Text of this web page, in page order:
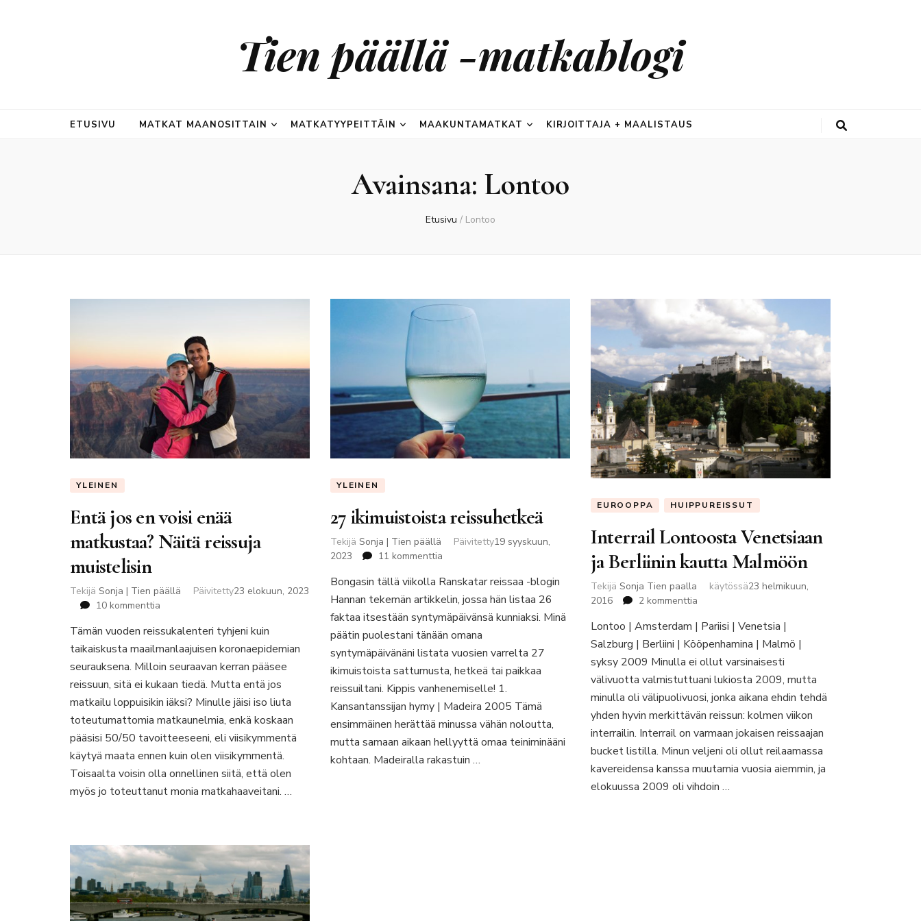
Tien päällä -matkablogi
ETUSIVU MATKAT MAANOSITTAIN MATKATYYPEITTÄIN MAAKUNTAMATKAT KIRJOITTAJA + MAALISTAUS
Avainsana: Lontoo
Etusivu / Lontoo
YLEINEN
Entä jos en voisi enää
matkustaa? Näitä reissuja
muistelisin
Tekijä Sonja | Tien päällä Päivitetty23 elokuun, 2023
10 kommenttia
jos
en
voisi
matkustaa?
Näitä
reissuja
muistelisin
Tämän vuoden reissukalenteri tyhjeni kuin
taikaiskusta maailmanlaajuisen koronaepidemian
seurauksena. Milloin seuraavan kerran pääsee
reissuun, sitä ei kukaan tiedä. Mutta entä jos
matkailu loppuisikin iäksi? Minulle jäisi iso liuta
toteutumattomia matkaunelmia, enkä koskaan
pääsisi 50/50 tavoitteeseeni, eli viisikymmentä
käytyä maata ennen kuin olen viisikymmentä.
Toisaalta voisin olla onnellinen siitä, että olen
myös jo toteuttanut monia matkahaaveitani. …
YLEINEN
27 ikimuistoista reissuhetkeä
Tekijä Sonja | Tien päällä Päivitetty19 syyskuun,
2023
11 kommenttiaartikkeliin
ikimuistoista
reissuhetkeä
Bongasin tällä viikolla Ranskatar reissaa -blogin
Hannan tekemän artikkelin, jossa hän listaa 26
faktaa itsestään syntymäpäivänsä kunniaksi. Minä
päätin puolestani tänään omana
syntymäpäivänäni listata vuosien varrelta 27
ikimuistoista sattumusta, hetkeä tai paikkaa
reissuiltani. Kippis vanhenemiselle! 1.
Kansantanssijan hymy | Madeira 2005 Tämä
ensimmäinen herättää minussa vähän noloutta,
mutta samaan aikaan hellyyttä omaa teiniminääni
kohtaan. Madeiralla rakastuin …
EUROOPPA HUIPPUREISSUT
Interrail Lontoosta Venetsiaan
ja Berliinin kautta Malmöön
Tekijä Sonja Tien paalla käytössä23 helmikuun,
2016
2 kommenttiaartikkeliin
Lontoosta
Venetsiaan
ja
kautta
Malmöön
Lontoo | Amsterdam | Pariisi | Venetsia |
Salzburg | Berliini | Kööpenhamina | Malmö |
syksy 2009 Minulla ei ollut varsinaisesti
välivuotta valmistuttuani lukiosta 2009, mutta
minulla oli välipuolivuosi, jonka aikana ehdin tehdä
yhden hyvin merkittävän reissun: kolmen viikon
interrailin. Interrail on varmaan jokaisen reissaajan
bucket listilla. Minun veljeni oli ollut reilaamassa
kavereidensa kanssa muutamia vuosia aiemmin, ja
elokuussa 2009 oli vihdoin …